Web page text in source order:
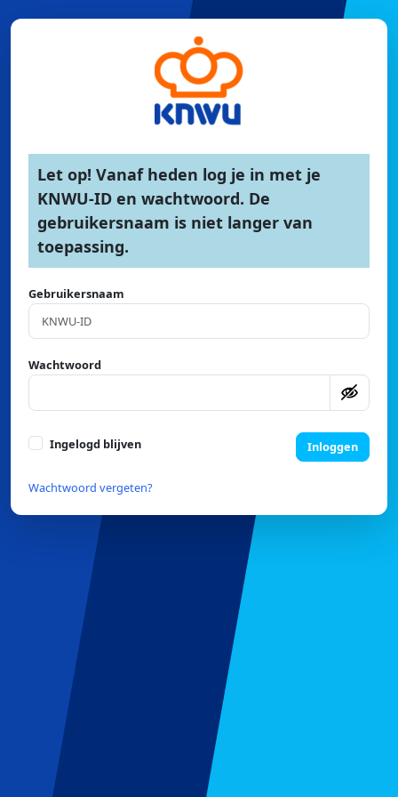
Let op! Vanaf heden log je in met je
KNWU-ID en wachtwoord. De
gebruikersnaam is niet langer van
toepassing.
Gebruikersnaam
Wachtwoord
Ingelogd blijven Inloggen
Wachtwoord vergeten?